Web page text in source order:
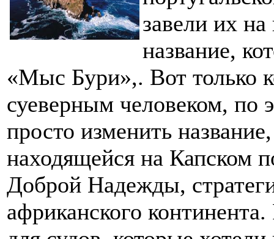
завели их
название,
«Мыс Бури»,. Вот только
суеверным человеком, по
просто изменить
находящейся на Капском
Доброй Надежды,
африканского